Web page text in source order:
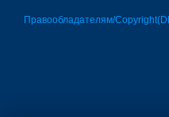
Правообладателям/